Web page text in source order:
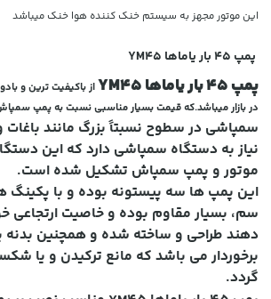
این موتور مجهز به سیستم خنک کننده هوا خنک میباشد
پمپ 45 بار یاماها YM45
پمپ 45 بار یاماها YM45
از باکیفیت ترین و
در بازار میباشد.که قیمت بسیار مناسبی نسبت به پمپ
سمپاشی در سطوح نسبتاً بزرگ مانند باغات
نیاز به دستگاه سمپاشی دارد که این
موتور و پمپ سمپاش تشکیل شده است.
این پمپ ها سه پیستونه بوده و با پکینگ
سم، بسیار مقاوم بوده و خاصیتارتجاعی
دهند طراحی و ساخته شده و همچنین بدنه
برخوردار می باشد که مانع ترکیدن و یا
گردد.